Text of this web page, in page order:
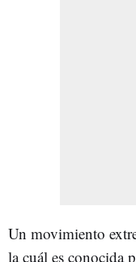
Un movimiento
la cuál es conocida